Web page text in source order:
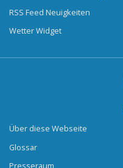
RSS Feed Neuigkeiten
Wetter Widget
Über diese Webseite
Glossar
Presseraum